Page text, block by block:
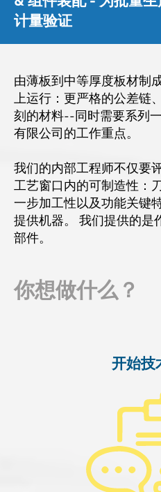
计量验证
由薄板到中等厚度板材制
上运行：更严格的公差链
刻的材料--同时需要系列
有限公司的工作重点。
我们的内部工程师不仅要
工艺窗口内的可制造性：
一步加工性以及功能关键
提供机器。 我们提供的是
部件。
你想做什么？
开始技